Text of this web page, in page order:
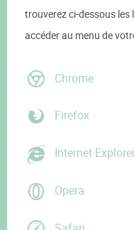
trouverez ci-dessous les
accéder au menu de
Chrome
Firefox
Internet
Opera